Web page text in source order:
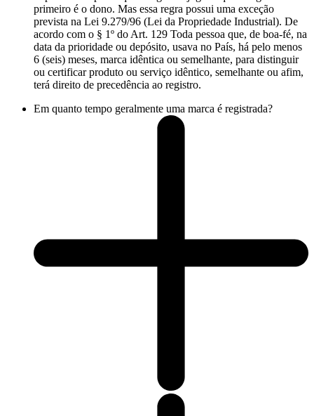
primeiro é o dono. Mas essa regra possui uma exceção
prevista na Lei 9.279/96 (Lei da Propriedade Industrial). De
acordo com o § 1º do Art. 129 Toda pessoa que, de boa-fé, na
data da prioridade ou depósito, usava no País, há pelo menos
6 (seis) meses, marca idêntica ou semelhante, para distinguir
ou certificar produto ou serviço idêntico, semelhante ou afim,
terá direito de precedência ao registro.
Em quanto tempo geralmente uma marca é registrada?